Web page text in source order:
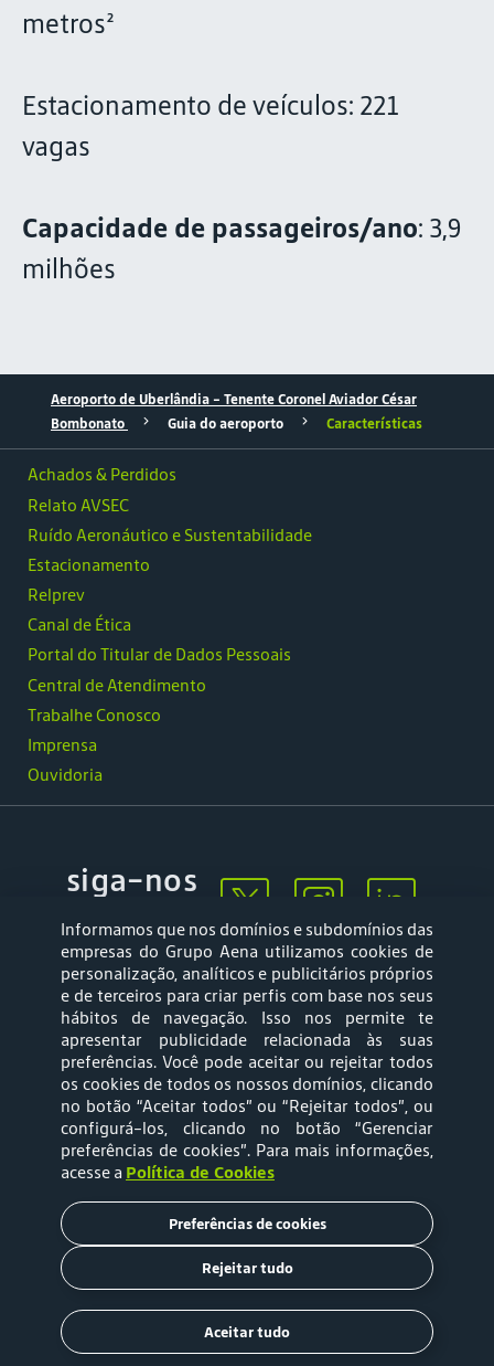
metros²
Estacionamento de veículos: 221
vagas
Capacidade de passageiros/ano: 3,9
milhões
Aeroporto de Uberlândia – Tenente Coronel Aviador César
Bombonato
Guia do aeroporto Características
Ouvidoria
Achados & Perdidos
Relato AVSEC
Ruído Aeronáutico e Sustentabilidade
Estacionamento
Relprev
Canal de Ética
Portal do Titular de Dados Pessoais
Central de Atendimento
Trabalhe Conosco
Imprensa
siga-nos
Mapa web
Política de
Privacidade
Política de Cookies
Termos e Condições
de Uso
Tarifas
Copyright © 2020 Aena Brasil
Informamos que nos domínios e subdomínios das
empresas do Grupo Aena utilizamos cookies de
personalização, analíticos e publicitários próprios
e de terceiros para criar perfis com base nos seus
hábitos de navegação. Isso nos permite te
apresentar publicidade relacionada às suas
preferências. Você pode aceitar ou rejeitar todos
os cookies de todos os nossos domínios, clicando
no botão “Aceitar todos” ou “Rejeitar todos”, ou
configurá-los, clicando no botão “Gerenciar
preferências de cookies”. Para mais informações,
acesse a Política de Cookies
Preferências de cookies
Rejeitar tudo
Aceitar tudo